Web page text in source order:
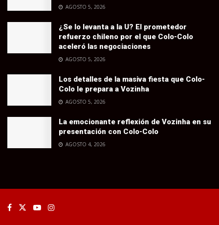
AGOSTO 5, 2026
¿Se lo levanta a la U? El prometedor
refuerzo chileno por el que Colo-Colo
aceleró las negociaciones
AGOSTO 5, 2026
Los detalles de la masiva fiesta que Colo-
Colo le prepara a Vozinha
AGOSTO 5, 2026
La emocionante reflexión de Vozinha en su
presentación con Colo-Colo
AGOSTO 4, 2026